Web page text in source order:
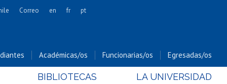
Cs. Forestales y Conservación
Cs. Sociales
Correo en fr pt
Académicas/os Funcionarias/os Egresadas/os
BIBLIOTECAS LA UNIVERSIDAD